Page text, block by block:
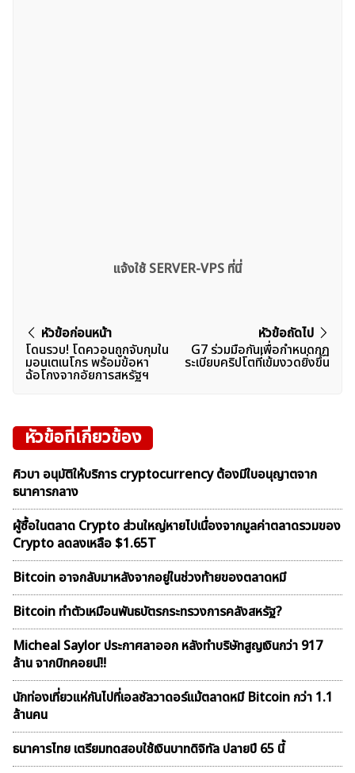
แจ้งใช้ SERVER-VPS ที่นี่
แนะแนว
เรื่อง
หัวข้อก่อนหน้า
โดนรวบ! โดควอนถูกจับกุมใน
มอนเตเนโกร พร้อมข้อหา
ฉ้อโกงจากอัยการสหรัฐฯ
หัวข้อถัดไป
G7 ร่วมมือกันเพื่อกำหนดกฎ
ระเบียบคริปโตที่เข้มงวดยิ่งขึ้น
หัวข้อที่เกี่ยวข้อง
คิวบา อนุมัติให้บริการ cryptocurrency ต้องมีใบอนุญาตจาก
ธนาคารกลาง
ผู้ซื้อในตลาด Crypto ส่วนใหญ่หายไปเนื่องจากมูลค่าตลาดรวมของ
Crypto ลดลงเหลือ $1.65T
Bitcoin อาจกลับมาหลังจากอยู่ในช่วงท้ายของตลาดหมี
Bitcoin ทำตัวเหมือนพันธบัตรกระทรวงการคลังสหรัฐ?
Micheal Saylor ประกาศลาออก หลังทำบริษัทสูญเงินกว่า 917
ล้าน จากบิทคอยน์!!
นักท่องเที่ยวแห่กันไปที่เอลซัลวาดอร์แม้ตลาดหมี Bitcoin กว่า 1.1
ล้านคน
ธนาคารไทย เตรียมทดสอบใช้เงินบาทดิจิทัล ปลายปี 65 นี้